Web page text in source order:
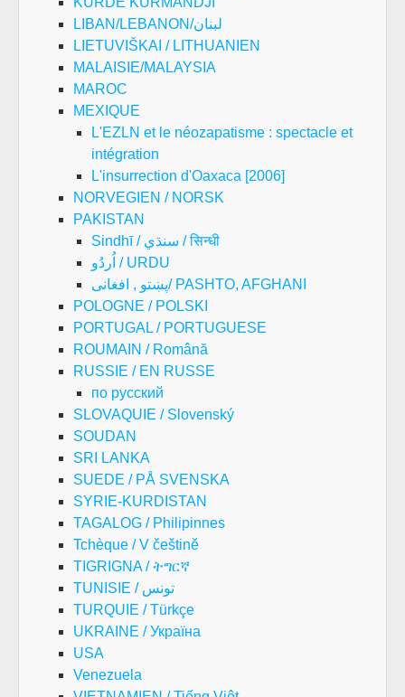
LIBAN/LEBANON/لبنان
LIETUVIŠKAI / LITHUANIEN
MALAISIE/MALAYSIA
MAROC
MEXIQUE
L'EZLN et le néozapatisme : spectacle et
intégration
L'insurrection d'Oaxaca [2006]
NORVEGIEN / NORSK
PAKISTAN
Sindhī / سنڌي / सिन्धी
اُردُو / URDU
پښتو , افغانی/ PASHTO, AFGHANI
POLOGNE / POLSKI
PORTUGAL / PORTUGUESE
ROUMAIN / Română
RUSSIE / EN RUSSE
по русский
SLOVAQUIE / Slovenský
SOUDAN
SRI LANKA
SUEDE / PÅ SVENSKA
SYRIE-KURDISTAN
TAGALOG / Philipinnes
Tchèque / V češtině
TIGRIGNA / ትግርኛ
TUNISIE / تونس
TURQUIE / Türkçe
UKRAINE / Україна
USA
Venezuela